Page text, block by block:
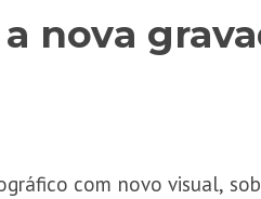
nova
com novo visual,